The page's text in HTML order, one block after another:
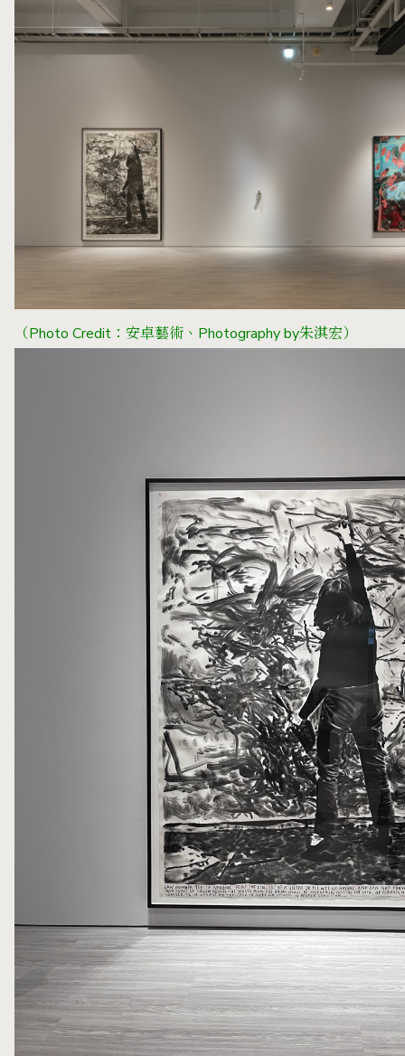
（Photo Credit：安卓藝術、Photography by朱淇宏）